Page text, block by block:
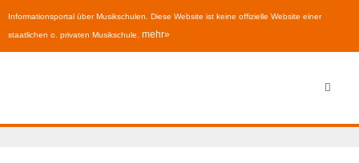
Informationsportal über Musikschulen. Diese Website ist keine offizielle Website einer
staatlichen o. privaten Musikschule. mehr»